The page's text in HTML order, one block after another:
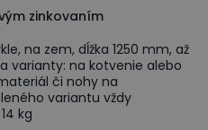
zinkovaním
na zem, dĺžka 1250 mm, až
varianty: na kotvenie alebo
či nohy na
variantu vždy
kg